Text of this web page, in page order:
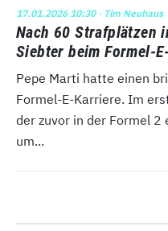
17.01.2026 10:30· Tim Neuhaus
Nach 60 Strafplätzen
Siebter beim Formel-
Pepe Marti hatte einen
Formel-E-Karriere. Im
der zuvor in der Formel 2
um...